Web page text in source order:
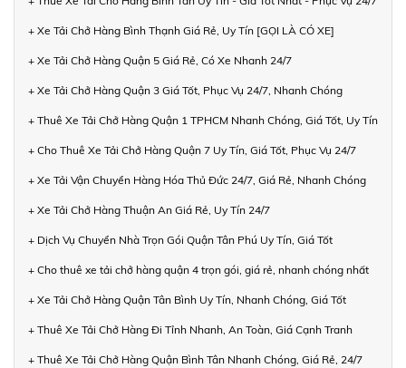
+ Xe Tải Chở Hàng Bình Thạnh Giá Rẻ, Uy Tín [GỌI LÀ CÓ XE]
+ Xe Tải Chở Hàng Quận 5 Giá Rẻ, Có Xe Nhanh 24/7
+ Xe Tải Chở Hàng Quận 3 Giá Tốt, Phục Vụ 24/7, Nhanh Chóng
+ Thuê Xe Tải Chở Hàng Quận 1 TPHCM Nhanh Chóng, Giá Tốt, Uy Tín
+ Cho Thuê Xe Tải Chở Hàng Quận 7 Uy Tín, Giá Tốt, Phục Vụ 24/7
+ Xe Tải Vận Chuyển Hàng Hóa Thủ Đức 24/7, Giá Rẻ, Nhanh Chóng
+ Xe Tải Chở Hàng Thuận An Giá Rẻ, Uy Tín 24/7
+ Dịch Vụ Chuyển Nhà Trọn Gói Quận Tân Phú Uy Tín, Giá Tốt
+ Cho thuê xe tải chở hàng quận 4 trọn gói, giá rẻ, nhanh chóng nhất
+ Xe Tải Chở Hàng Quận Tân Bình Uy Tín, Nhanh Chóng, Giá Tốt
+ Thuê Xe Tải Chở Hàng Đi Tỉnh Nhanh, An Toàn, Giá Cạnh Tranh
+ Thuê Xe Tải Chở Hàng Quận Bình Tân Nhanh Chóng, Giá Rẻ, 24/7